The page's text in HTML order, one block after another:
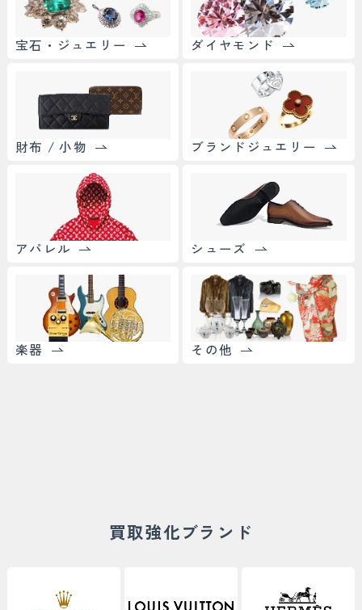
宝石・ジュエリー ダイヤモンド
財布 / 小物 ブランドジュエリー
アパレル シューズ
楽器 その他
買取強化ブランド